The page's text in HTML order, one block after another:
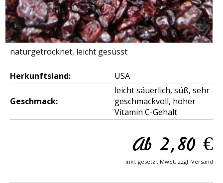
naturgetrocknet, leicht gesüsst
Herkunftsland: USA
Geschmack:
leicht säuerlich, süß, sehr
geschmackvoll, hoher
Vitamin C-Gehalt
Ab 2,80 €
inkl. gesetzl. MwSt, zzgl. Versand